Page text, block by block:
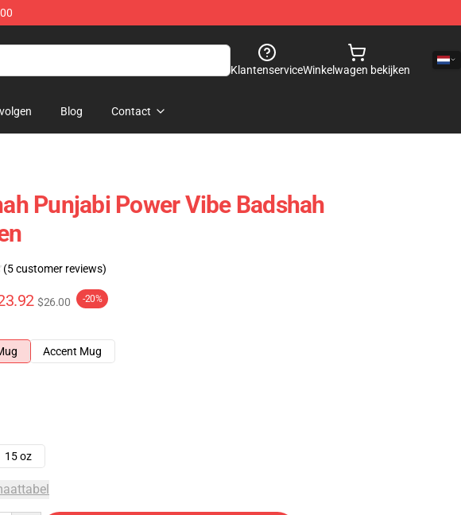
KlantenserviceWinkelwagen bekijken
Blog Contact
Punjabi Power Vibe Badshah
(5 customer reviews)
$26.00 -20%
Accent Mug
15 oz